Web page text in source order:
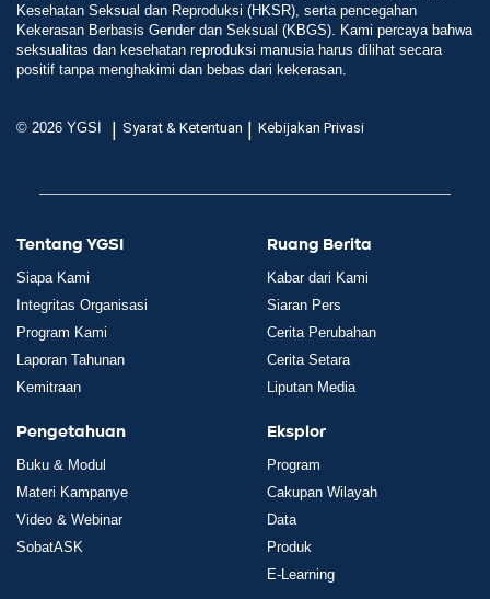
Kesehatan Seksual dan Reproduksi (HKSR), serta pencegahan
Kekerasan Berbasis Gender dan Seksual (KBGS). Kami percaya bahwa
seksualitas dan kesehatan reproduksi manusia harus dilihat secara
positif tanpa menghakimi dan bebas dari kekerasan.
© 2026 YGSI | Syarat & Ketentuan | Kebijakan Privasi
Tentang YGSI
Siapa Kami
Integritas Organisasi
Program Kami
Laporan Tahunan
Kemitraan
Ruang Berita
Kabar dari Kami
Siaran Pers
Cerita Perubahan
Cerita Setara
Liputan Media
Pengetahuan
Buku & Modul
Materi Kampanye
Video & Webinar
SobatASK
Eksplor
Program
Cakupan Wilayah
Data
Produk
E-Learning